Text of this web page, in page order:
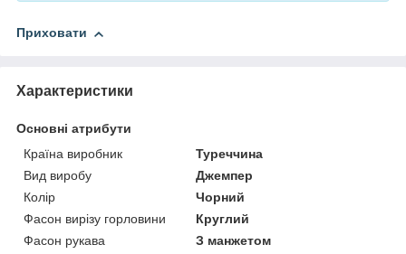
Приховати
Характеристики
Основні атрибути
Країна виробник
Туреччина
Вид виробу
Джемпер
Колір
Чорний
Фасон вирізу горловини
Круглий
Фасон рукава
З манжетом